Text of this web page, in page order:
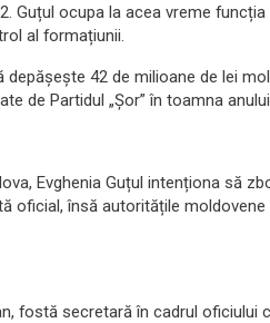
Guțul ocupa la acea vreme
al formațiunii.
42 de milioane de lei
de Partidul „Șor” în toamna
Evghenia Guțul intenționa să
oficial, însă autoritățile
fostă secretară în cadrul oficiului